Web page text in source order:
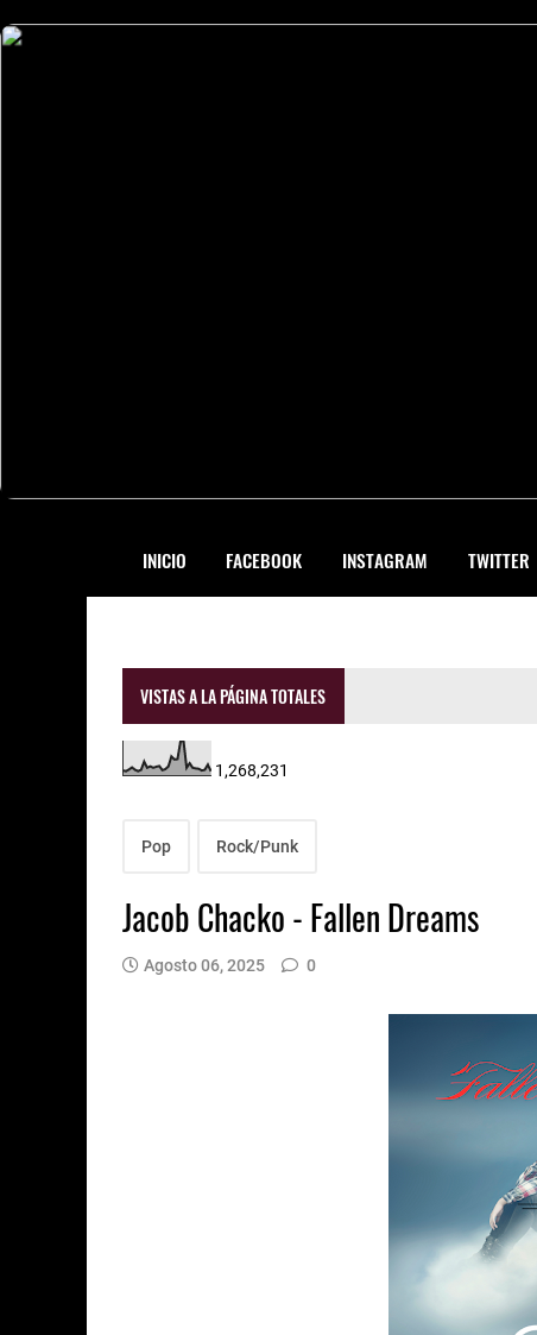
INICIO FACEBOOK INSTAGRAM TWITTER
VISTAS A LA PÁGINA TOTALES
1,268,231
Pop Rock/Punk
Jacob Chacko - Fallen Dreams
Agosto 06, 2025 0